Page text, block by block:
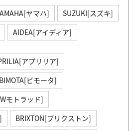
ヤマハ]
SUZUKI[スズキ]
AIDEA[アイディア]
アプリリア]
BIMOTA[ビモータ]
モトラッド]
BRIXTON[ブリクストン]